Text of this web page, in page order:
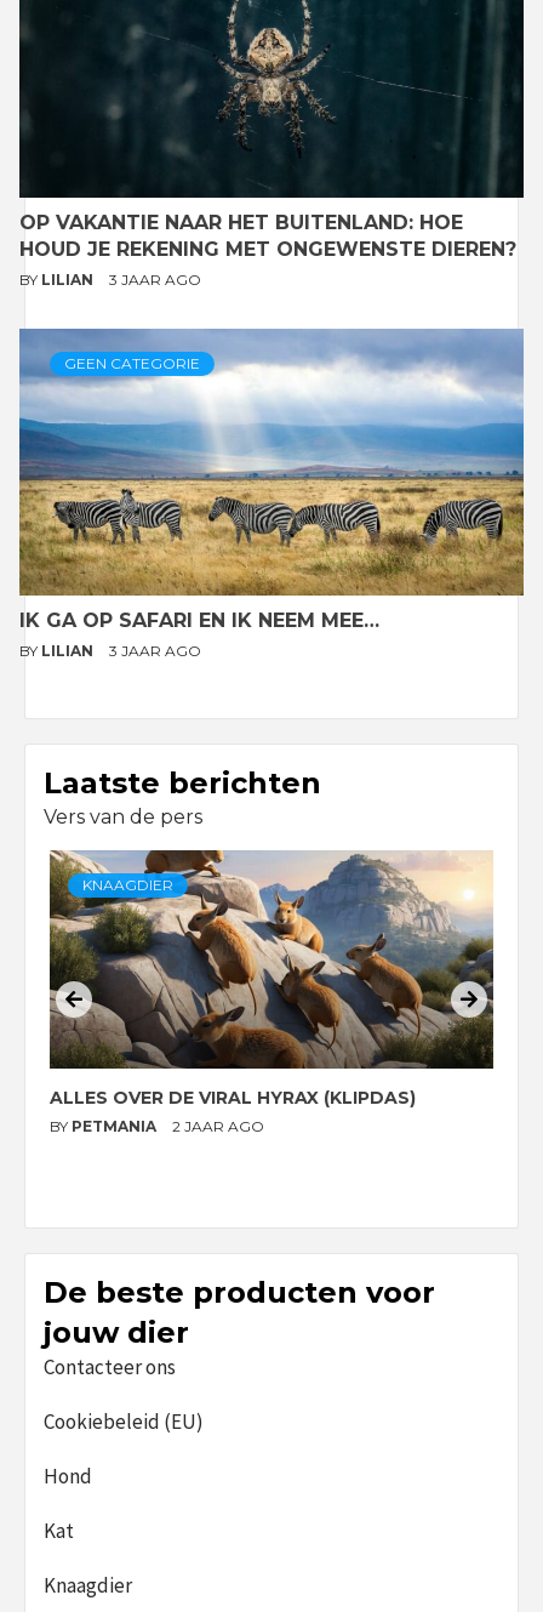
OP VAKANTIE NAAR HET BUITENLAND: HOE
HOUD JE REKENING MET ONGEWENSTE DIEREN?
BY LILIAN 3 JAAR AGO
GEEN CATEGORIE
IK GA OP SAFARI EN IK NEEM MEE…
BY LILIAN 3 JAAR AGO
Laatste berichten
Vers van de pers
KNAAGDIER
ALLES OVER DE VIRAL HYRAX (KLIPDAS)
BY PETMANIA 2 JAAR AGO
De beste producten voor
jouw dier
Contacteer ons
Cookiebeleid (EU)
Hond
Kat
Knaagdier